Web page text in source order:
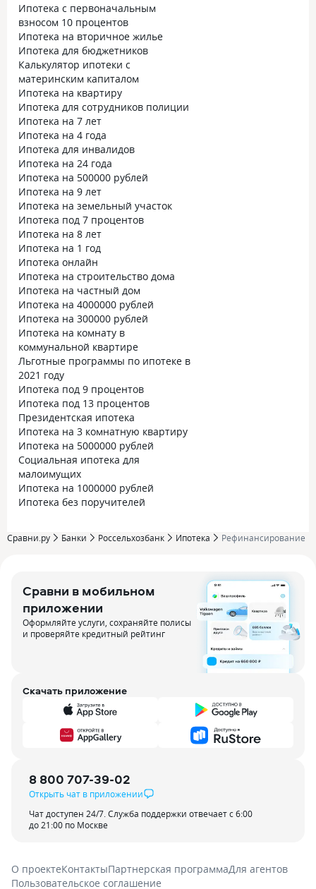
Ипотека с первоначальным
взносом 10 процентов
Ипотека на вторичное жилье
Ипотека для бюджетников
Калькулятор ипотеки с
материнским капиталом
Ипотека на квартиру
Ипотека для сотрудников полиции
Ипотека на 7 лет
Ипотека на 4 года
Ипотека для инвалидов
Ипотека на 24 года
Ипотека на 500000 рублей
Ипотека на 9 лет
Ипотека на земельный участок
Ипотека под 7 процентов
Ипотека на 8 лет
Ипотека на 1 год
Ипотека онлайн
Ипотека на строительство дома
Ипотека на частный дом
Ипотека на 4000000 рублей
Ипотека на 300000 рублей
Ипотека на комнату в
коммунальной квартире
Льготные программы по ипотеке в
2021 году
Ипотека под 9 процентов
Ипотека под 13 процентов
Президентская ипотека
Ипотека на 3 комнатную квартиру
Ипотека на 5000000 рублей
Социальная ипотека для
малоимущих
Ипотека на 1000000 рублей
Ипотека без поручителей
Сравни.ру Банки Россельхозбанк Ипотека Рефинансирование
Сравни в мобильном
приложении
Оформляйте услуги, сохраняйте полисы
и проверяйте кредитный рейтинг
Скачать приложение
8 800 707-39-02
Открыть чат в приложении
Чат доступен 24/7. Служба поддержки отвечает с 6:00
до 21:00 по Москве
О проектеКонтактыПартнерская программаДля агентов
Пользовательское соглашение